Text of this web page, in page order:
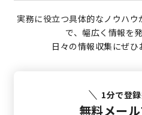
実務に役立つ具体的なノウハ
で、幅広く情報を
日々の情報収集にぜひ
1分で登録
無料メー